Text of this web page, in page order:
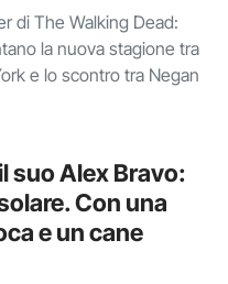
di The Walking Dead:
la nuova stagione tra
e lo scontro tra Negan
suo Alex Bravo:
Con una
e un cane